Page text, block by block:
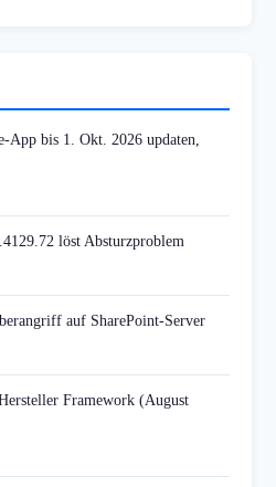
App bis 1. Okt. 2026 updaten,
löst Absturzproblem
auf SharePoint-Server
Framework (August